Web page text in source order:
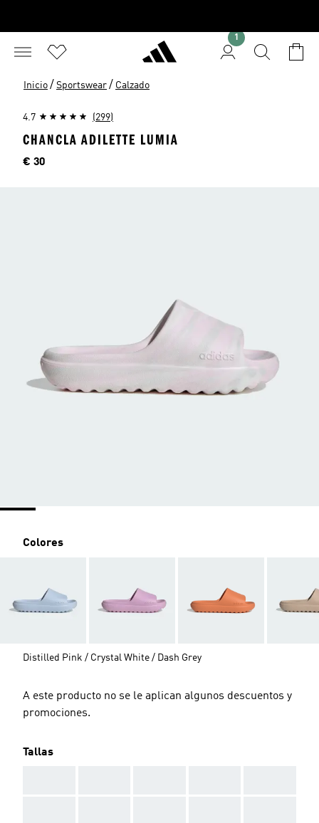
Inicio / Sportswear / Calzado
4.7 (299)
CHANCLA ADILETTE LUMIA
Precio
€ 30
Colores
Distilled Pink / Crystal White / Dash Grey
A este producto no se le aplican algunos descuentos y
promociones.
Tallas